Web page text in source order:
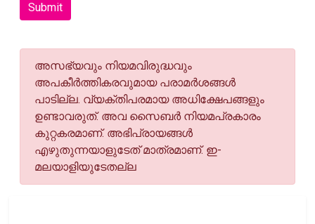
Submit
അസഭ്യവും നിയമവിരുദ്ധവും
അപകീര്‍ത്തികരവുമായ പരാമര്‍ശങ്ങള്‍
പാടില്ല. വ്യക്തിപരമായ അധിക്ഷേപങ്ങളും
ഉണ്ടാവരുത്. അവ സൈബര്‍ നിയമപ്രകാരം
കുറ്റകരമാണ്. അഭിപ്രായങ്ങള്‍
എഴുതുന്നയാളുടേത് മാത്രമാണ്. ഇ-
മലയാളിയുടേതല്ല